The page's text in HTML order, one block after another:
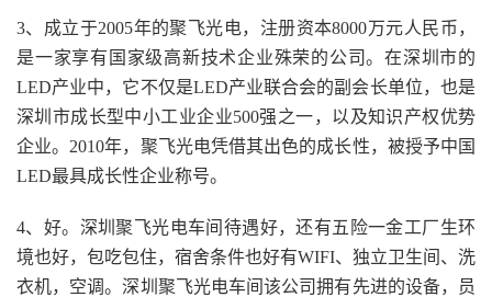
3、成立于2005年的聚飞光电，注册资本8000万元人民币，
是一家享有国家级高新技术企业殊荣的公司。在深圳市的
LED产业中，它不仅是LED产业联合会的副会长单位，也是
深圳市成长型中小工业企业500强之一，以及知识产权优势
企业。2010年，聚飞光电凭借其出色的成长性，被授予中国
LED最具成长性企业称号。
4、好。深圳聚飞光电车间待遇好，还有五险一金工厂生环
境也好，包吃包住，宿舍条件也好有WIFI、独立卫生间、洗
衣机，空调。深圳聚飞光电车间该公司拥有先进的设备，员